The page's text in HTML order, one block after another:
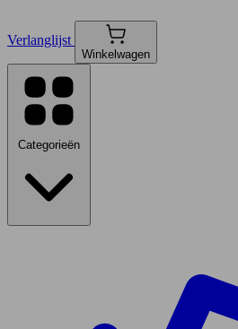
Verlanglijst
Winkelwagen
Categorieën